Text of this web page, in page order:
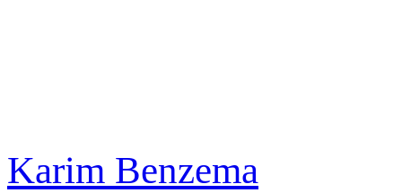
Karim Benzema